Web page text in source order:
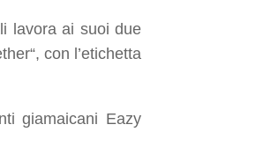
lavora ai suoi due
“, con l’etichetta
giamaicani Eazy